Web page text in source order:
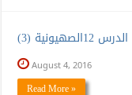
الدرس 12الصهيونية (3)
August 4, 2016
Read More »